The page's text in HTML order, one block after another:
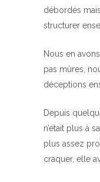
débordés
structurer
Nous en
pas mûres,
déceptions
Depuis
n’était plus à
plus assez
craquer, elle